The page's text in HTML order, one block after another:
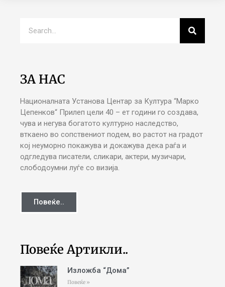
ЗА НАС
Националната Установа Центар за Култура “Марко
Цепенков“ Прилеп цели 40 – ет години го создава,
чува и негува богатото културно наследство,
вткаено во сопствениот подем, во растот на градот
кој неуморно покажува и докажува дека раѓа и
одгледува писатели, сликари, актери, музичари,
слободоумни луѓе со визија.
Повеќе..
Повеќе Артикли..
Изложба “Дома”
Повеќе »